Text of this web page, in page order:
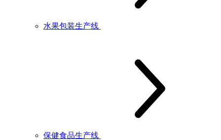
水果包装生产线
保健食品生产线